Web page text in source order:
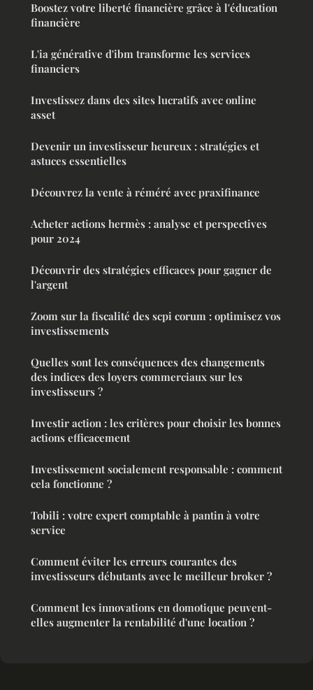
Boostez votre liberté financière grâce à l'éducation
financière
L'ia générative d'ibm transforme les services
financiers
Investissez dans des sites lucratifs avec online
asset
Devenir un investisseur heureux : stratégies et
astuces essentielles
Découvrez la vente à réméré avec praxifinance
Acheter actions hermès : analyse et perspectives
pour 2024
Découvrir des stratégies efficaces pour gagner de
l'argent
Zoom sur la fiscalité des scpi corum : optimisez vos
investissements
Quelles sont les conséquences des changements
des indices des loyers commerciaux sur les
investisseurs ?
Investir action : les critères pour choisir les bonnes
actions efficacement
Investissement socialement responsable : comment
cela fonctionne ?
Tobili : votre expert comptable à pantin à votre
service
Comment éviter les erreurs courantes des
investisseurs débutants avec le meilleur broker ?
Comment les innovations en domotique peuvent-
elles augmenter la rentabilité d'une location ?